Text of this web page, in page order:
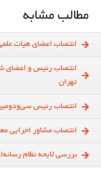
مطالب مشابه
انتصاب اعضای هیات
انتصاب رئیس و اعضای
تهران
انتصاب رئیس سی‌و‌دومین
انتصاب مشاور اجرایی
بررسی لایحه نظام